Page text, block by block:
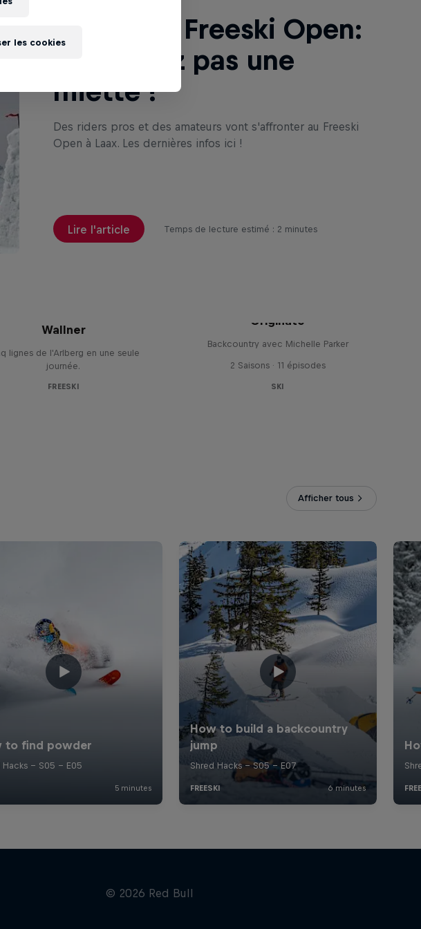
European Freeski Open:
N'en ratez pas une
miette !
Des riders pros et des amateurs vont s'affronter au Freeski
Open à Laax. Les dernières infos ici !
Lire l'article Temps de lecture estimé : 2 minutes
Wallner
lignes de l'Arlberg en une seule
journée.
FREESKI
Originate
Backcountry avec Michelle Parker
2 Saisons · 11 épisodes
SKI
Afficher tous
les cookies